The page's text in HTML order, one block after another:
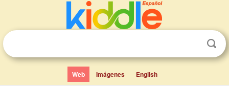
Web Imágenes English